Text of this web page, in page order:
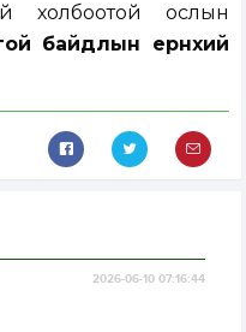
холбоотой ослын
байдлын ерөнхий
2026-06-10 07:16:44